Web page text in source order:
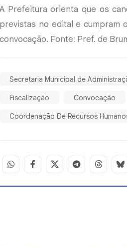
A Prefeitura orienta que os
previstas no edital e cumpram
convocação. Fonte: Pref. de
Secretaria Municipal de
Fiscalização Convocação
Coordenação De Recursos